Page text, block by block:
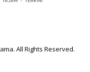
All Rights Reserved.